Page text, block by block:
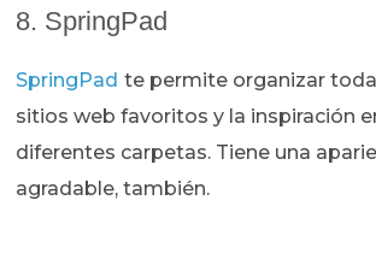
8. SpringPad
SpringPad te permite organizar
sitios web favoritos y la inspiración
diferentes carpetas. Tiene una
agradable, también.